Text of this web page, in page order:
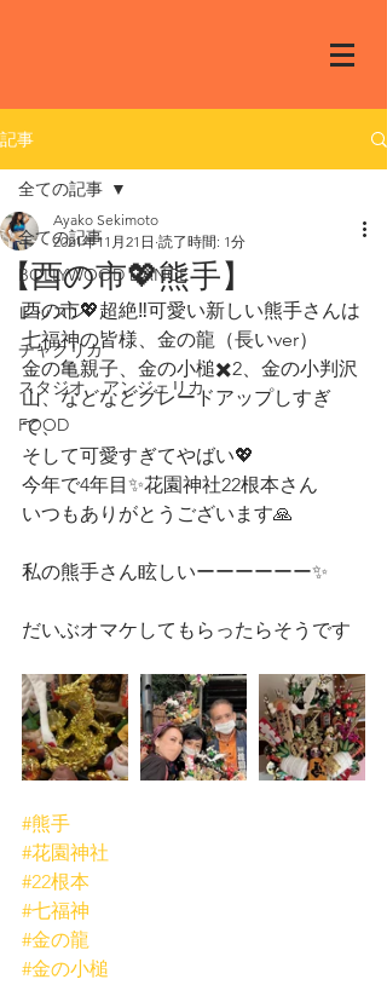
記事
全ての記事
BOLLYWOOD DANCE
レッスン
チャクリカ
スタジオ アンジェリカ
FOOD
全ての記事
【酉の市💖熊手】
Ayako Sekimoto
2021年11月21日 読了時間: 1分
酉の市💖超絶‼️可愛い新しい熊手さんは
七福神の皆様、金の龍（長いver）
金の亀親子、金の小槌✖️2、金の小判沢
山、などなどグレードアップしすぎ
て、
そして可愛すぎてやばい💖
今年で4年目✨花園神社22根本さん
いつもありがとうございます🙏
私の熊手さん眩しいーーーーーー✨
だいぶオマケしてもらったらそうです
#熊手
#花園神社
#22根本
#七福神
#金の龍
#金の小槌